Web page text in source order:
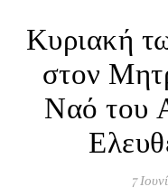
Κυριακή
στον
Ναό του
7